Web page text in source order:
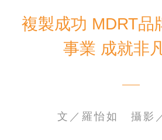
公益活動
複製成功 MDRT品
事業 成就非
文／羅怡如 攝影